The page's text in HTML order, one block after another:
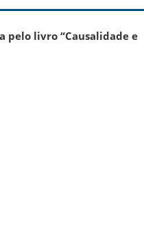
pelo livro “Causalidade e